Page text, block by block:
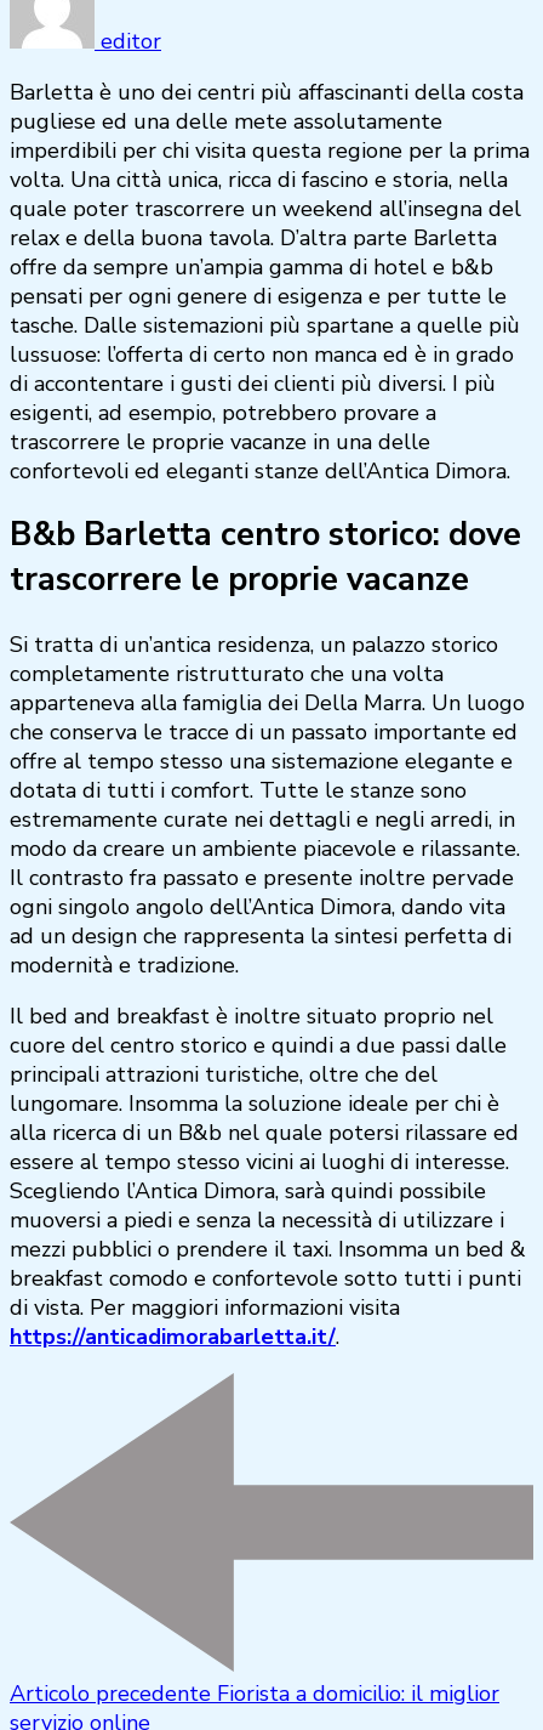
editor
Barletta è uno dei centri più affascinanti della costa
pugliese ed una delle mete assolutamente
imperdibili per chi visita questa regione per la prima
volta. Una città unica, ricca di fascino e storia, nella
quale poter trascorrere un weekend all’insegna del
relax e della buona tavola. D’altra parte Barletta
offre da sempre un’ampia gamma di hotel e b&b
pensati per ogni genere di esigenza e per tutte le
tasche. Dalle sistemazioni più spartane a quelle più
lussuose: l’offerta di certo non manca ed è in grado
di accontentare i gusti dei clienti più diversi. I più
esigenti, ad esempio, potrebbero provare a
trascorrere le proprie vacanze in una delle
confortevoli ed eleganti stanze dell’Antica Dimora.
B&b Barletta centro storico: dove
trascorrere le proprie vacanze
Si tratta di un’antica residenza, un palazzo storico
completamente ristrutturato che una volta
apparteneva alla famiglia dei Della Marra. Un luogo
che conserva le tracce di un passato importante ed
offre al tempo stesso una sistemazione elegante e
dotata di tutti i comfort. Tutte le stanze sono
estremamente curate nei dettagli e negli arredi, in
modo da creare un ambiente piacevole e rilassante.
Il contrasto fra passato e presente inoltre pervade
ogni singolo angolo dell’Antica Dimora, dando vita
ad un design che rappresenta la sintesi perfetta di
modernità e tradizione.
Il bed and breakfast è inoltre situato proprio nel
cuore del centro storico e quindi a due passi dalle
principali attrazioni turistiche, oltre che del
lungomare. Insomma la soluzione ideale per chi è
alla ricerca di un B&b nel quale potersi rilassare ed
essere al tempo stesso vicini ai luoghi di interesse.
Scegliendo l’Antica Dimora, sarà quindi possibile
muoversi a piedi e senza la necessità di utilizzare i
mezzi pubblici o prendere il taxi. Insomma un bed &
breakfast comodo e confortevole sotto tutti i punti
di vista. Per maggiori informazioni visita
https://anticadimorabarletta.it/.
Articolo precedente Fiorista a domicilio: il miglior
servizio online